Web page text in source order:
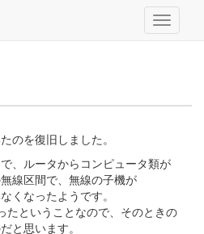
のを復旧しました。
、ルータからコンピュータ類が
線区間で、無線の子機が
くなったようです。
たということなので、そのときの
と思います。